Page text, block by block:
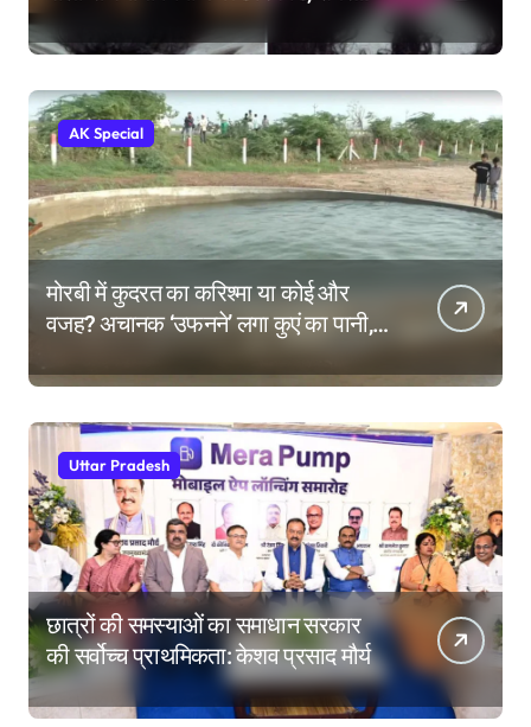
किए हेयर केयर टिप्स
AK Special
मोरबी में कुदरत का करिश्मा या कोई और
वजह? अचानक ‘उफनने’ लगा कुएं का पानी,
Uttar Pradesh
छात्रों की समस्याओं का समाधान सरकार
की सर्वोच्च प्राथमिकता: केशव प्रसाद मौर्य